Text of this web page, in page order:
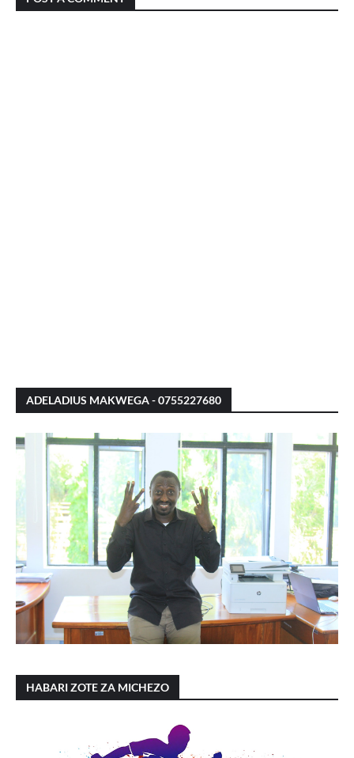
ADELADIUS MAKWEGA - 0755227680
HABARI ZOTE ZA MICHEZO